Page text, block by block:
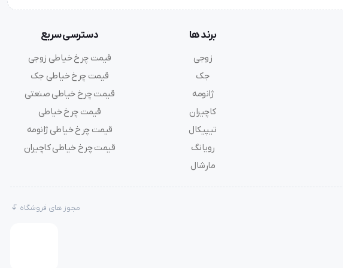
برند ها
زوجی
جک
ژانومه
کاچیران
تیپیکال
رویانگ
مارشال
دسترسی سریع
قیمت چرخ خیاطی زوجی
قیمت چرخ خیاطی جک
قیمت چرخ خیاطی صنعتی
قیمت چرخ خیاطی
قیمت چرخ خیاطی ژانومه
قیمت چرخ خیاطی کاچیران
مجوز های فروشگاه